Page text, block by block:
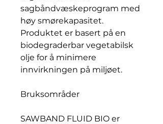
sagbåndvæskeprogram med
høy smørekapasitet.
Produktet er basert på en
biodegraderbar vegetabilsk
olje for å minimere
innvirkningen på miljøet.
Bruksområder
SAWBAND FLUID BIO er